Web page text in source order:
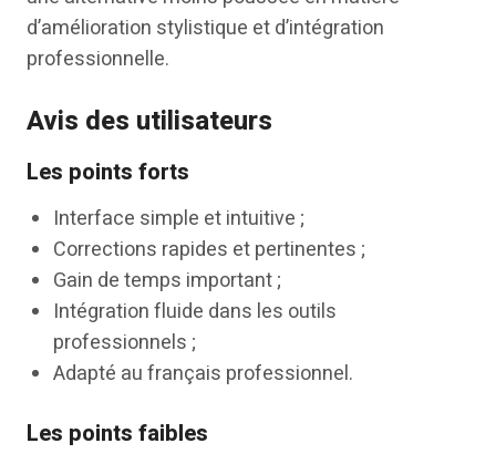
d’amélioration stylistique et d’intégration
professionnelle.
Avis des utilisateurs
Les points forts
Interface simple et intuitive ;
Corrections rapides et pertinentes ;
Gain de temps important ;
Intégration fluide dans les outils
professionnels ;
Adapté au français professionnel.
Les points faibles